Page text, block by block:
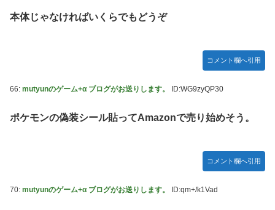
本体じゃなければいくらでもどうぞ
コメント欄へ引用
66: mutyunのゲーム+α ブログがお送りします。 ID:WG9zyQP30
ポケモンの偽装シール貼ってAmazonで売り始めそう。
コメント欄へ引用
70: mutyunのゲーム+α ブログがお送りします。 ID:qm+/k1Vad